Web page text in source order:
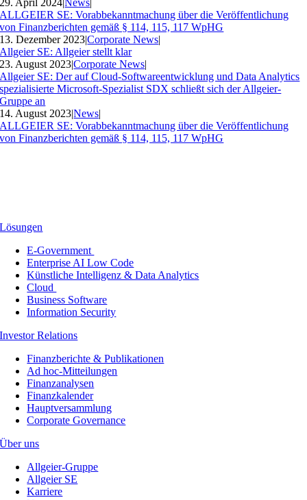
ALLGEIER SE: Vorabbekanntmachung über die Veröffentlichung
von Finanzberichten gemäß § 114, 115, 117 WpHG
13. Dezember 2023|Corporate News|
Allgeier SE: Allgeier stellt klar
23. August 2023|Corporate News|
Allgeier SE: Der auf Cloud-Softwareentwicklung und Data Analytics
spezialisierte Microsoft-Spezialist SDX schließt sich der Allgeier-
Gruppe an
14. August 2023|News|
ALLGEIER SE: Vorabbekanntmachung über die Veröffentlichung
von Finanzberichten gemäß § 114, 115, 117 WpHG
Lösungen
E-Government
Enterprise AI Low Code
Künstliche Intelligenz & Data Analytics
Cloud
Business Software
Information Security
Investor Relations
Finanzberichte & Publikationen
Ad hoc-Mitteilungen
Finanzanalysen
Finanzkalender
Hauptversammlung
Corporate Governance
Über uns
Allgeier-Gruppe
Allgeier SE
Karriere